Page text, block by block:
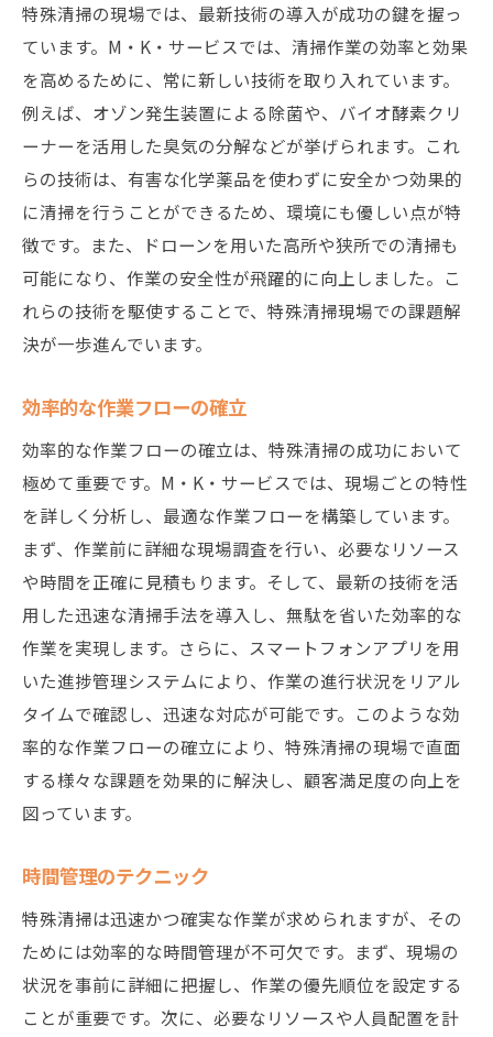
特殊清掃の現場では、最新技術の導入が成功の鍵を握っ
ています。M・K・サービスでは、清掃作業の効率と効果
を高めるために、常に新しい技術を取り入れています。
例えば、オゾン発生装置による除菌や、バイオ酵素クリ
ーナーを活用した臭気の分解などが挙げられます。これ
らの技術は、有害な化学薬品を使わずに安全かつ効果的
に清掃を行うことができるため、環境にも優しい点が特
徴です。また、ドローンを用いた高所や狭所での清掃も
可能になり、作業の安全性が飛躍的に向上しました。こ
れらの技術を駆使することで、特殊清掃現場での課題解
決が一歩進んでいます。
効率的な作業フローの確立
効率的な作業フローの確立は、特殊清掃の成功において
極めて重要です。M・K・サービスでは、現場ごとの特性
を詳しく分析し、最適な作業フローを構築しています。
まず、作業前に詳細な現場調査を行い、必要なリソース
や時間を正確に見積もります。そして、最新の技術を活
用した迅速な清掃手法を導入し、無駄を省いた効率的な
作業を実現します。さらに、スマートフォンアプリを用
いた進捗管理システムにより、作業の進行状況をリアル
タイムで確認し、迅速な対応が可能です。このような効
率的な作業フローの確立により、特殊清掃の現場で直面
する様々な課題を効果的に解決し、顧客満足度の向上を
図っています。
時間管理のテクニック
特殊清掃は迅速かつ確実な作業が求められますが、その
ためには効率的な時間管理が不可欠です。まず、現場の
状況を事前に詳細に把握し、作業の優先順位を設定する
ことが重要です。次に、必要なリソースや人員配置を計